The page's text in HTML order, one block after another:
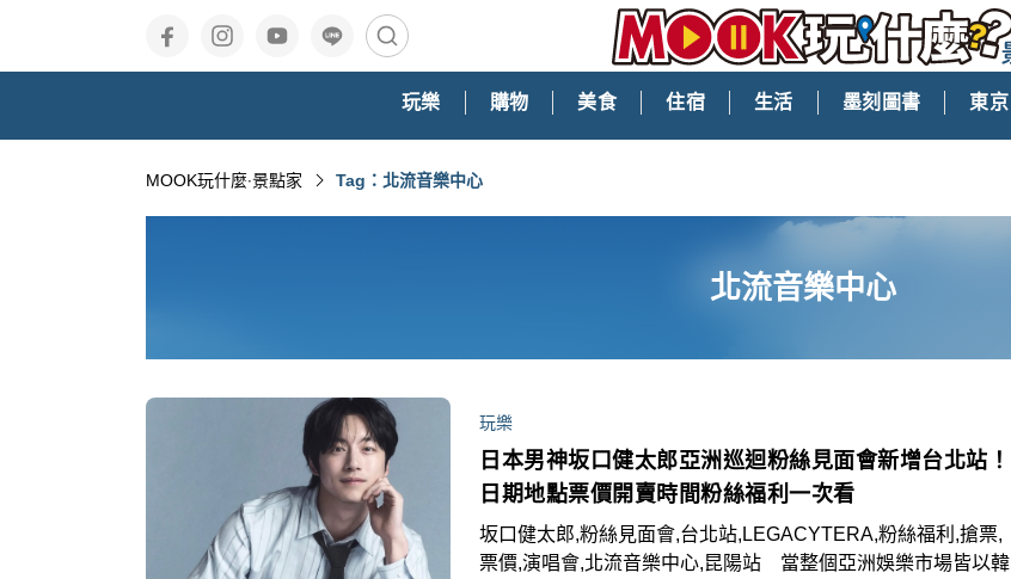
玩樂 購物 美食 住宿 生活 墨刻圖書 東京
MOOK玩什麼‧景點家 Tag：北流音樂中心
北流音樂中心
玩樂
日本男神坂口健太郎亞洲巡迴粉絲見面會新增台北站！
日期地點票價開賣時間粉絲福利一次看
坂口健太郎,粉絲見面會,台北站,LEGACYTERA,粉絲福利,搶票,
票價,演唱會,北流音樂中心,昆陽站 當整個亞洲娛樂市場皆以韓